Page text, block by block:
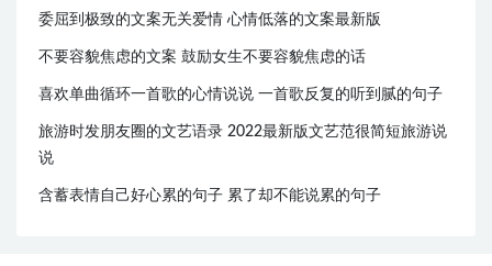
委屈到极致的文案无关爱情 心情低落的文案最新版
不要容貌焦虑的文案 鼓励女生不要容貌焦虑的话
喜欢单曲循环一首歌的心情说说 一首歌反复的听到腻的句子
旅游时发朋友圈的文艺语录 2022最新版文艺范很简短旅游说
说
含蓄表情自己好心累的句子 累了却不能说累的句子